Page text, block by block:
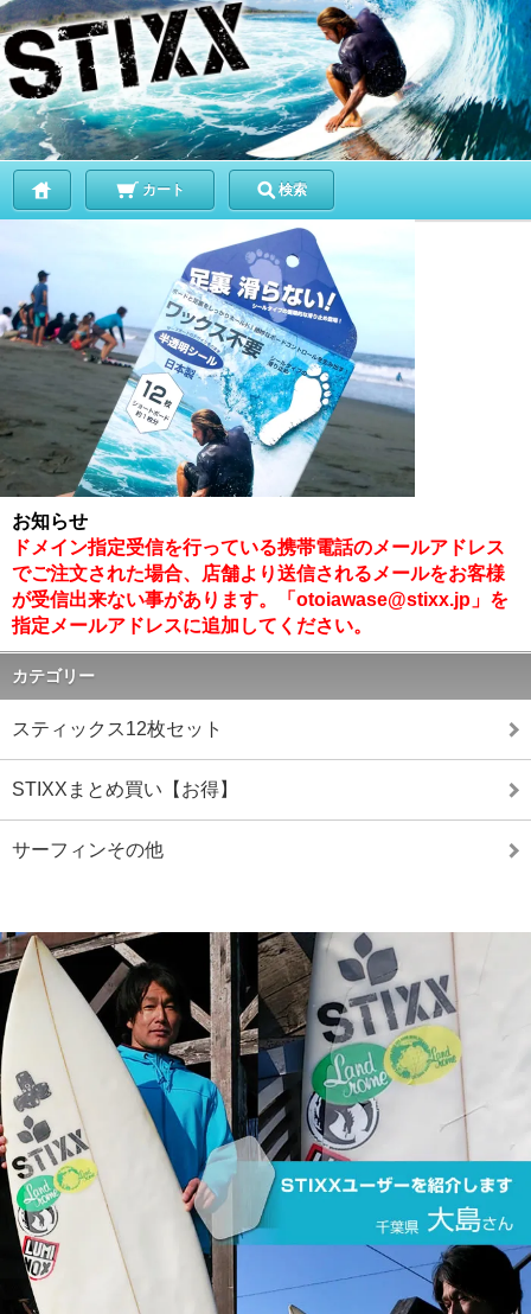
カート 検索
お知らせ
ドメイン指定受信を行っている携帯電話のメールアドレス
でご注文された場合、店舗より送信されるメールをお客様
が受信出来ない事があります。「otoiawase@stixx.jp」を
指定メールアドレスに追加してください。
カテゴリー
スティックス12枚セット
STIXXまとめ買い【お得】
サーフィンその他